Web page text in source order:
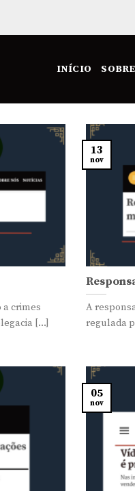
INÍCIO
crimes
[...]
A
regulada
13
nov
05
nov